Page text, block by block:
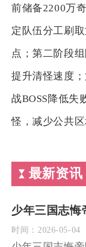
前储备2200万
定队伍分工刷
点；第二阶段
提升清怪速度
战BOSS降低失
怪，减少公共
最新资讯
时间： 2026-05-04